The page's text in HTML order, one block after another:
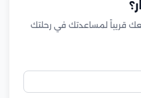
قريباً لمساعدتك في رحلتك